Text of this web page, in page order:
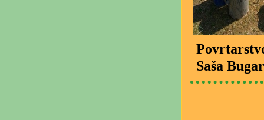
Saša